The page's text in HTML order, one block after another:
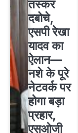
तस्कर
दबोचे,
एसपी रेखा
यादव का
ऐलान—
नशे के पूरे
नेटवर्क पर
होगा बड़ा
प्रहार,
एसओजी